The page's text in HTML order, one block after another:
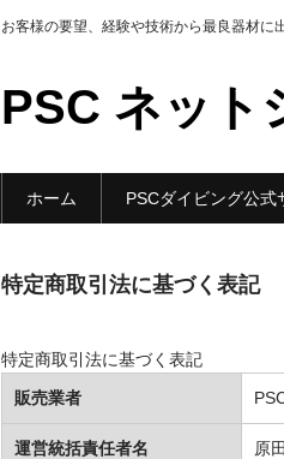
お客様の要望、経験や技術から最良器材に
PSC ネット
ホーム PSCダイビング公式
特定商取引法に基づく表記
特定商取引法に基づく表記
販売業者
運営統括責任者名 原